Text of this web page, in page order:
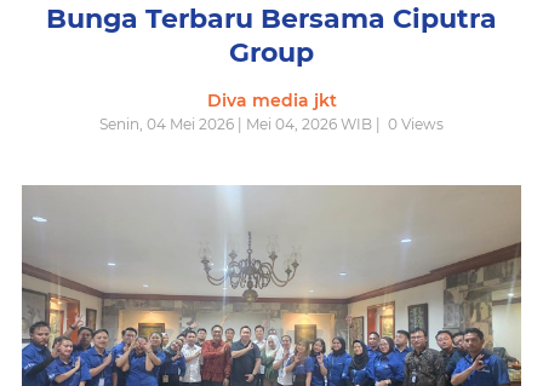
Bunga Terbaru Bersama Ciputra
Group
Diva media jkt
Senin, 04 Mei 2026 | Mei 04, 2026 WIB | 0 Views